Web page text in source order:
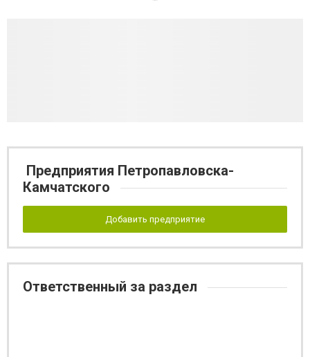
Предприятия Петропавловска-
Камчатского
Добавить предприятие
Ответственный за раздел